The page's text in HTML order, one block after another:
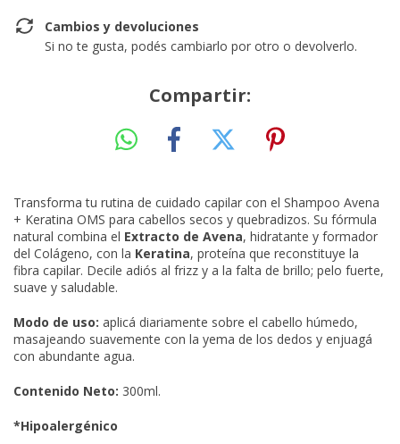
Cambios y devoluciones
Si no te gusta, podés cambiarlo por otro o devolverlo.
Compartir:
Transforma tu rutina de cuidado capilar con el Shampoo Avena
+ Keratina OMS para cabellos secos y quebradizos. Su fórmula
natural combina el Extracto de Avena, hidratante y formador
del Colágeno, con la Keratina, proteína que reconstituye la
fibra capilar. Decile adiós al frizz y a la falta de brillo; pelo fuerte,
suave y saludable.
Modo de uso: aplicá diariamente sobre el cabello húmedo,
masajeando suavemente con la yema de los dedos y enjuagá
con abundante agua.
Contenido Neto: 300ml.
*Hipoalergénico